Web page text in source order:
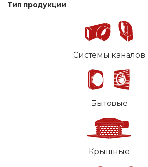
Тип продукции
Системы каналов
Бытовые
Крышные